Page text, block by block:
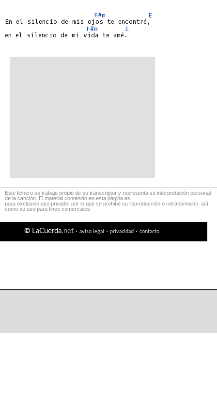
F#m
E
En el silencio de mis ojos te encontré,
F#m
E
en el silencio de mi vida te amé.
Este fichero es trabajo propio de su transcriptor y representa su interpretación personal
de la canción. El material contenido en esta página es
para exclusivo uso privado, por lo que se prohibe su reproducción o retransmisión, así
como su uso para fines comerciales.
© LaCuerda.net · aviso legal · privacidad · contacto